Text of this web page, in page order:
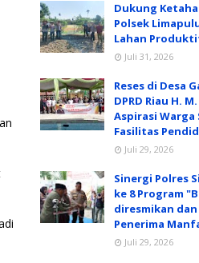
Dukung
Polsek
Lahan
Juli 31, 2026
Reses di Desa
DPRD Riau H.
Aspirasi Warga
Fasilitas
Juli 29, 2026
Sinergi Polres
ke 8 Program
diresmikan
Penerima
Juli 29, 2026